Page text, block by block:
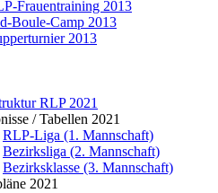
Frauentraining 2013
Boule-Camp 2013
2013
RLP 2021
/ Tabellen 2021
RLP-Liga (1. Mannschaft)
Bezirksliga (2. Mannschaft)
Bezirksklasse (3. Mannschaft)
2021